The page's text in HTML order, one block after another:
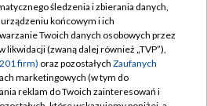
TVP
TVP
prywatności
Moje zgody
śledzenia i zbierania danych,
końcowym i ich
Twoich danych osobowych przez
likwidacji (zwaną dalej również „TVP”),
firm) oraz pozostałych Zaufanych
marketingowych (w tym do
reklam do Twoich zainteresowań i